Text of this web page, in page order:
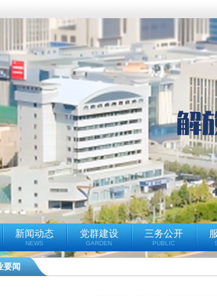
新闻动态
NEWS
党群建设
GARDEN
三务公开
PUBLIC
要闻